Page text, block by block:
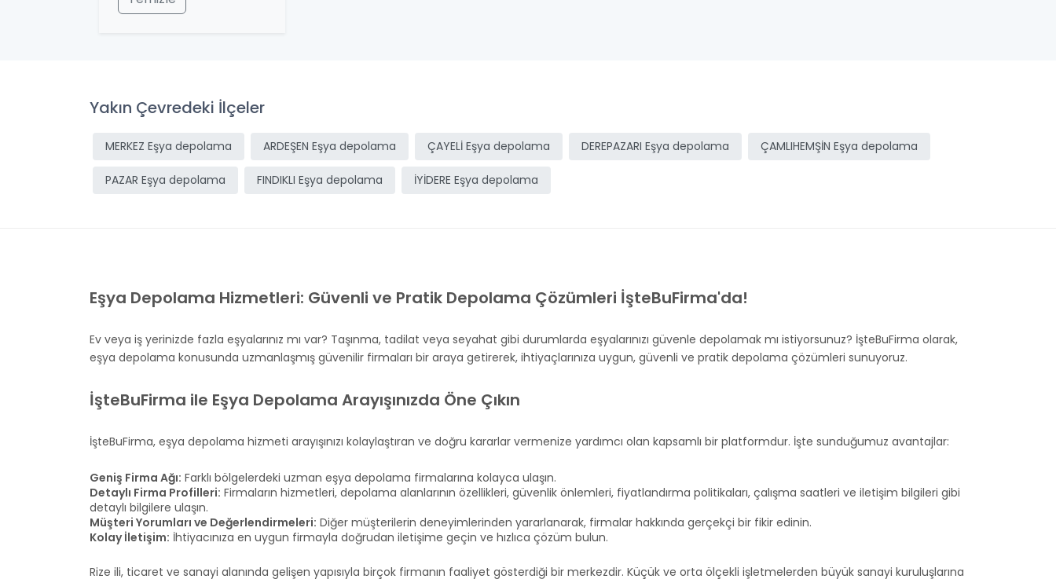
Yakın Çevredeki İlçeler
MERKEZ Eşya depolama ARDEŞEN Eşya depolama ÇAYELİ Eşya depolama DEREPAZARI Eşya depolama ÇAMLIHEMŞİN Eşya depolama
PAZAR Eşya depolama FINDIKLI Eşya depolama İYİDERE Eşya depolama
Eşya Depolama Hizmetleri: Güvenli ve Pratik Depolama Çözümleri İşteBuFirma'da!
Ev veya iş yerinizde fazla eşyalarınız mı var? Taşınma, tadilat veya seyahat gibi durumlarda eşyalarınızı güvenle depolamak mı istiyorsunuz? İşteBuFirma olarak,
eşya depolama konusunda uzmanlaşmış güvenilir firmaları bir araya getirerek, ihtiyaçlarınıza uygun, güvenli ve pratik depolama çözümleri sunuyoruz.
İşteBuFirma ile Eşya Depolama Arayışınızda Öne Çıkın
İşteBuFirma, eşya depolama hizmeti arayışınızı kolaylaştıran ve doğru kararlar vermenize yardımcı olan kapsamlı bir platformdur. İşte sunduğumuz avantajlar:
Geniş Firma Ağı: Farklı bölgelerdeki uzman eşya depolama firmalarına kolayca ulaşın.
Detaylı Firma Profilleri: Firmaların hizmetleri, depolama alanlarının özellikleri, güvenlik önlemleri, fiyatlandırma politikaları, çalışma saatleri ve iletişim bilgileri gibi
detaylı bilgilere ulaşın.
Müşteri Yorumları ve Değerlendirmeleri: Diğer müşterilerin deneyimlerinden yararlanarak, firmalar hakkında gerçekçi bir fikir edinin.
Kolay İletişim: İhtiyacınıza en uygun firmayla doğrudan iletişime geçin ve hızlıca çözüm bulun.
Rize ili, ticaret ve sanayi alanında gelişen yapısıyla birçok firmanın faaliyet gösterdiği bir merkezdir. Küçük ve orta ölçekli işletmelerden büyük sanayi kuruluşlarına